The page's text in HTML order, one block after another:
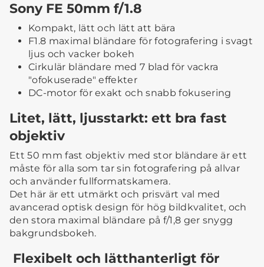
Sony FE 50mm f/1.8
Kompakt, lätt och lätt att bära
F1.8 maximal bländare för fotografering i svagt
ljus och vacker bokeh
Cirkulär bländare med 7 blad för vackra
"ofokuserade" effekter
DC-motor för exakt och snabb fokusering
Litet, lätt, ljusstarkt: ett bra fast
objektiv
Ett 50 mm fast objektiv med stor bländare är ett
måste för alla som tar sin fotografering på allvar
och använder fullformatskamera.
Det här är ett utmärkt och prisvärt val med
avancerad optisk design för hög bildkvalitet, och
den stora maximal bländare på f/1,8 ger snygg
bakgrundsbokeh.
Flexibelt och lätthanterligt för